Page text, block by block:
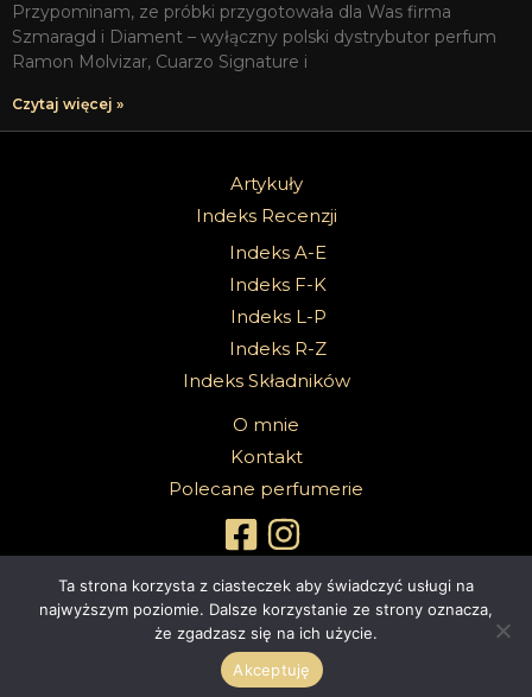
Przypominam, ze próbki przygotowała dla Was firma
Szmaragd i Diament – wyłączny polski dystrybutor perfum
Ramon Molvizar, Cuarzo Signature i
Czytaj więcej »
Artykuły
Indeks Recenzji
Indeks A-E
Indeks F-K
Indeks L-P
Indeks R-Z
Indeks Składników
O mnie
Kontakt
Polecane perfumerie
Copyright 2026 @Sabbath Of Senses | Z dumą wspierane przez
4ec.eu - strony www i sklepy internetowe
Ta strona korzysta z ciasteczek aby świadczyć usługi na
najwyższym poziomie. Dalsze korzystanie ze strony oznacza,
że zgadzasz się na ich użycie.
Akceptuję